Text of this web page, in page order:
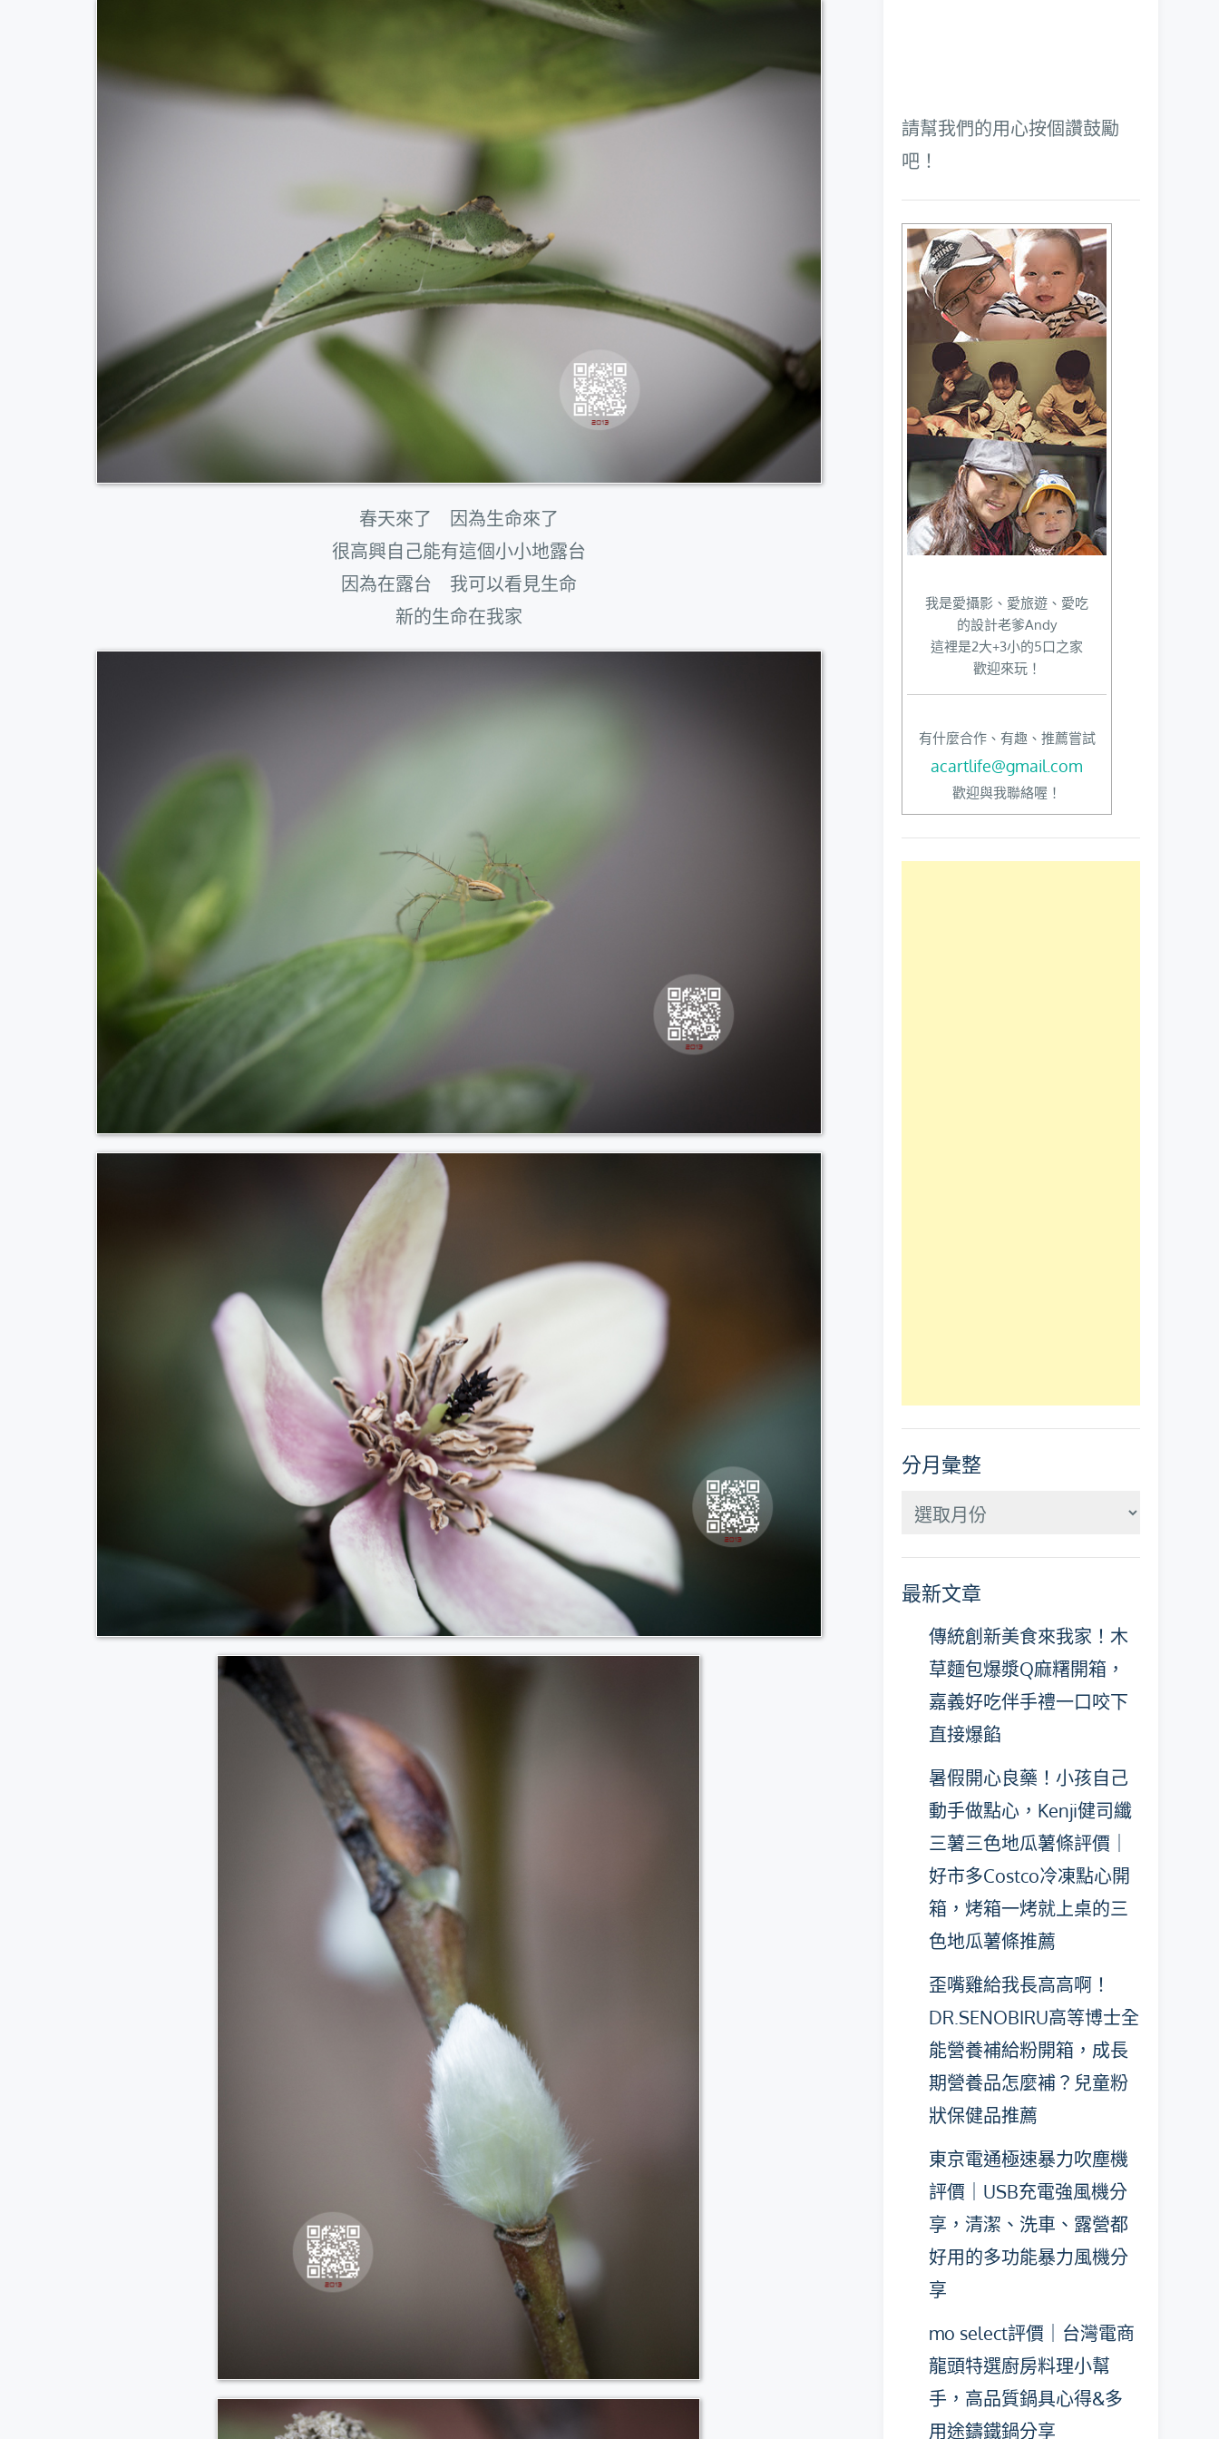
春天來了 因為生命來了
很高興自己能有這個小小地露台
因為在露台 我可以看見生命
新的生命在我家
請幫我們的用心按個讚鼓勵
吧！
我是愛攝影、愛旅遊、愛吃
的設計老爹Andy
這裡是2大+3小的5口之家
歡迎來玩！
有什麼合作、有趣、推薦嘗試
acartlife@gmail.com
歡迎與我聯絡喔！
分月彙整
分
整
最新文章
傳統創新美食來我家！木
草麵包爆漿Q麻糬開箱，
嘉義好吃伴手禮一口咬下
直接爆餡
暑假開心良藥！小孩自己
動手做點心，Kenji健司纖
三薯三色地瓜薯條評價｜
好市多Costco冷凍點心開
箱，烤箱一烤就上桌的三
色地瓜薯條推薦
歪嘴雞給我長高高啊！
DR.SENOBIRU高等博士全
能營養補給粉開箱，成長
期營養品怎麼補？兒童粉
狀保健品推薦
東京電通極速暴力吹塵機
評價｜USB充電強風機分
享，清潔、洗車、露營都
好用的多功能暴力風機分
享
mo select評價｜台灣電商
龍頭特選廚房料理小幫
手，高品質鍋具心得&多
用途鑄鐵鍋分享